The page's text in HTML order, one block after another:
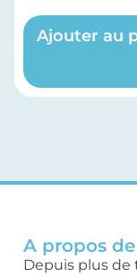
Ajouter au
A propos
Depuis plus de